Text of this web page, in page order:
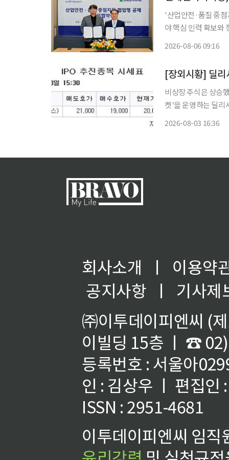
'산업안전·품질 중점지원 협업형 공
야 핵심 인력 확보와
2026-08-06 09:16
[장외시황] 딜
비상장 주식은 상승했다. 3일 금융투자업계에 따르면 패션 기업 간 거래(B2B)
켓’을 운영하는 딜
2026-08-03 16:36
회사소개 ㅣ
이용약
공지사항
ㅣ
기사제
㈜이투데이피엔씨 (
이빌딩 15층 ㅣ ☎
등록번호 : 서울아
인 : 김상우 ㅣ 편집인
ISSN : 2951-4681
이투데이피엔씨 임